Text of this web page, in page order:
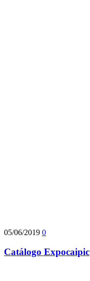
05/06/2019 0
Catálogo Expocaipic